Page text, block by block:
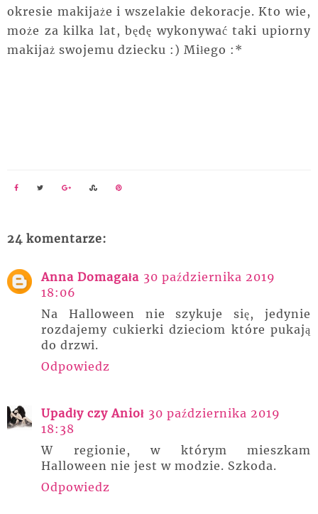
okresie makijaże i wszelakie dekoracje. Kto wie,
może za kilka lat, będę wykonywać taki upiorny
makijaż swojemu dziecku :) Miłego :*
24 komentarze:
Anna Domagała 30 października 2019
18:06
Na Halloween nie szykuje się, jedynie
rozdajemy cukierki dzieciom które pukają
do drzwi.
Odpowiedz
Upadły czy Anioł 30 października 2019
18:38
W regionie, w którym mieszkam
Halloween nie jest w modzie. Szkoda.
Odpowiedz